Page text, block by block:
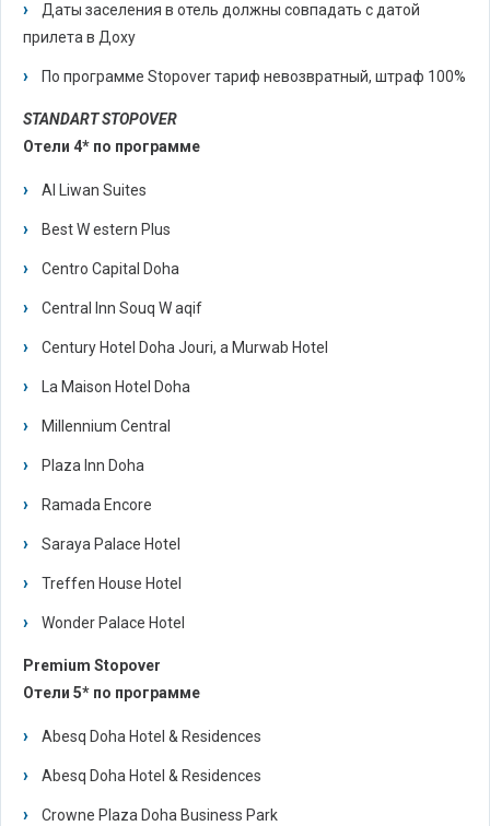
Даты заселения в отель должны совпадать с датой
прилета в Доху
По программе Stopover тариф невозвратный, штраф 100%
STANDART STOPOVER
Отели 4* по программе
Al Liwan Suites
Best W estern Plus
Centro Capital Doha
Central Inn Souq W aqif
Century Hotel Doha Jouri, a Murwab Hotel
La Maison Hotel Doha
Millennium Central
Plaza Inn Doha
Ramada Encore
Saraya Palace Hotel
Treffen House Hotel
Wonder Palace Hotel
Premium Stopover
Отели 5* по программе
Abesq Doha Hotel & Residences
Abesq Doha Hotel & Residences
Crowne Plaza Doha Business Park